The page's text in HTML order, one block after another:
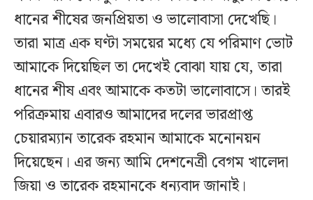
ধানের শীষের জনপ্রিয়তা ও ভালোবাসা দেখেছি।
তারা মাত্র এক ঘণ্টা সময়ের মধ্যে যে পরিমাণ ভোট
আমাকে দিয়েছিল তা দেখেই বোঝা যায় যে, তারা
ধানের শীষ এবং আমাকে কতটা ভালোবাসে। তারই
পরিক্রমায় এবারও আমাদের দলের ভারপ্রাপ্ত
চেয়ারম্যান তারেক রহমান আমাকে মনোনয়ন
দিয়েছেন। এর জন্য আমি দেশনেত্রী বেগম খালেদা
জিয়া ও তারেক রহমানকে ধন্যবাদ জানাই।